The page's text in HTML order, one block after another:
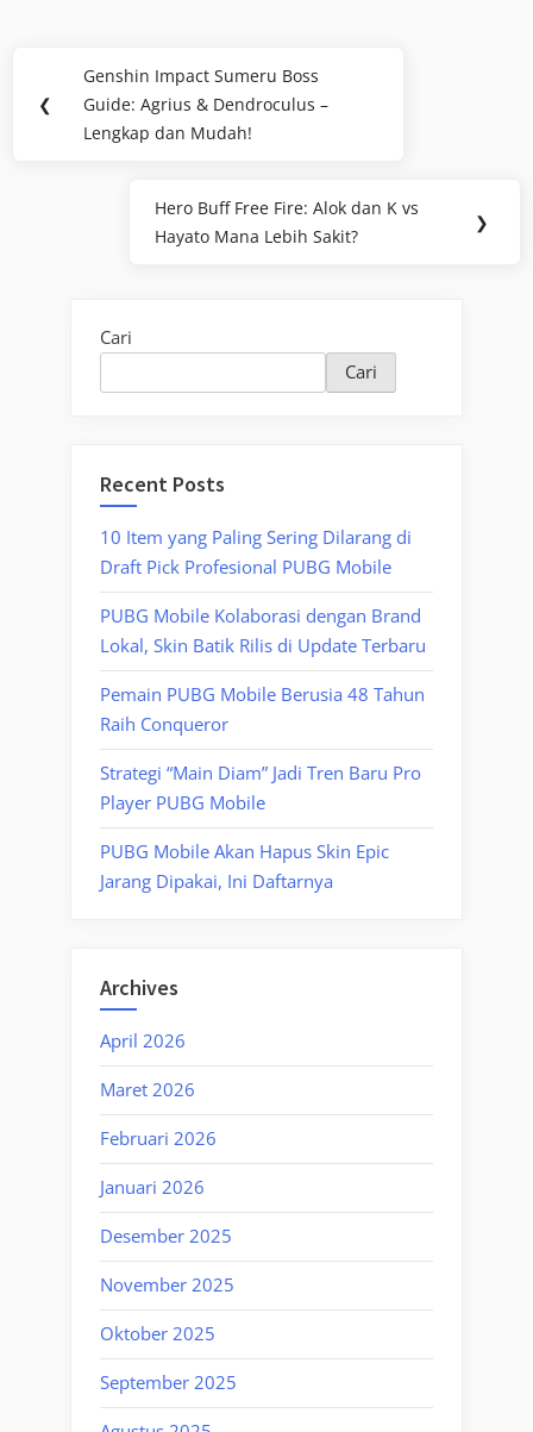
Navigasi
pos
❮
Previous
Post:
Genshin Impact Sumeru Boss
Guide: Agrius & Dendroculus –
Lengkap dan Mudah!
Next
Post:
Hero Buff Free Fire: Alok dan K vs
Hayato Mana Lebih Sakit?
❯
Cari
Cari
Recent Posts
10 Item yang Paling Sering Dilarang di
Draft Pick Profesional PUBG Mobile
PUBG Mobile Kolaborasi dengan Brand
Lokal, Skin Batik Rilis di Update Terbaru
Pemain PUBG Mobile Berusia 48 Tahun
Raih Conqueror
Strategi “Main Diam” Jadi Tren Baru Pro
Player PUBG Mobile
PUBG Mobile Akan Hapus Skin Epic
Jarang Dipakai, Ini Daftarnya
Archives
April 2026
Maret 2026
Februari 2026
Januari 2026
Desember 2025
November 2025
Oktober 2025
September 2025